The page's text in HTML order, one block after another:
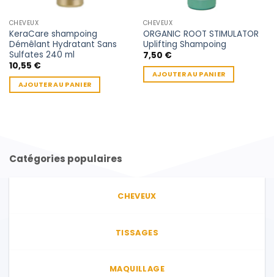
CHEVEUX
KeraCare shampoing
Démêlant Hydratant Sans
Sulfates 240 ml
10,55 €
AJOUTER AU PANIER
CHEVEUX
ORGANIC ROOT STIMULATOR
Uplifting Shampoing
7,50 €
AJOUTER AU PANIER
Catégories populaires
CHEVEUX
TISSAGES
MAQUILLAGE